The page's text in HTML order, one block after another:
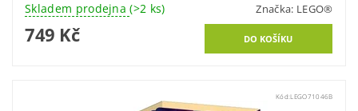
Skladem prodejna(>2 ks) Značka: LEGO®
749 Kč
Kód:LEGO71046B